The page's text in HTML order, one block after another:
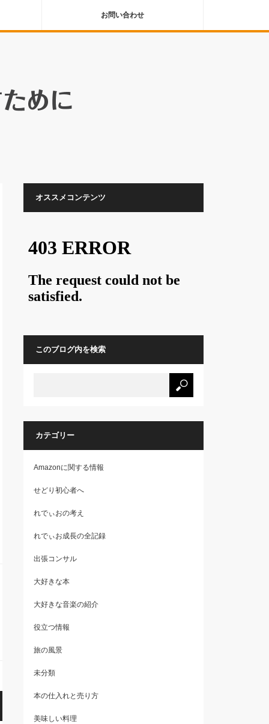
お問い合わせ
オススメコンテンツ
このブログ内を検索
カテゴリー
Amazonに関する情報
せどり初心者へ
れでぃおの考え
れでぃお成長の全記録
出張コンサル
大好きな本
大好きな音楽の紹介
役立つ情報
旅の風景
未分類
本の仕入れと売り方
美味しい料理